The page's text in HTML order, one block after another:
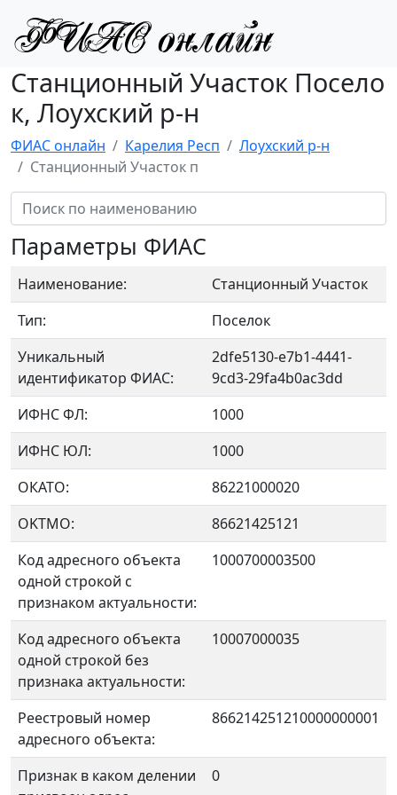
Станционный Участок Посело
к, Лоухский р-н
ФИАС онлайн Карелия Респ
Лоухский р-н
Станционный Участок п
Параметры ФИАС
Наименование:
Станционный Участок
Тип:
Поселок
Уникальный
идентификатор ФИАС:
2dfe5130-e7b1-4441-
9cd3-29fa4b0ac3dd
ИФНС ФЛ:
1000
ИФНС ЮЛ:
1000
ОКАТО:
86221000020
OKTMO:
86621425121
Код адресного объекта
одной строкой с
признаком актуальности:
1000700003500
Код адресного объекта
одной строкой без
признака актуальности:
10007000035
Реестровый номер
адресного объекта:
866214251210000000001
Признак в каком делении
0